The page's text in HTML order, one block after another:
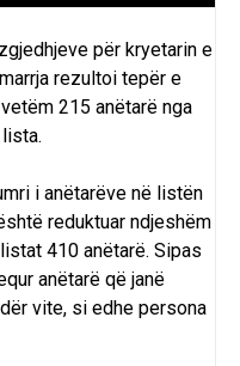
zgjedhjeve për kryetarin e
rezultoi tepër e
215 anëtarë nga
i anëtarëve në listën
reduktuar ndjeshëm
410 anëtarë. Sipas
anëtarë që janë
vite, si edhe persona